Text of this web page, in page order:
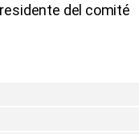
del comité